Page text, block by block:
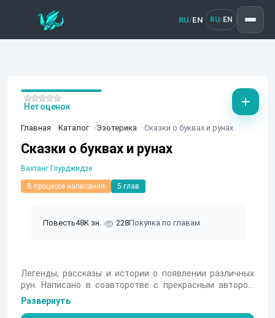
RU/EN RU/ EN
Главная Каталог Эзотерика Сказки о буквах и рунах
Сказки о буквах и рунах
Вахтанг Глурджидзе
В процессе написания 5 глав
Повесть48K зн. 228Покупка по главам
Нет оценок
Легенды, рассказы и истории о появлении различных
рун. Написано в соавторстве с прекрасным автором
под псевдонимом - БРОДЯГА
Развернуть